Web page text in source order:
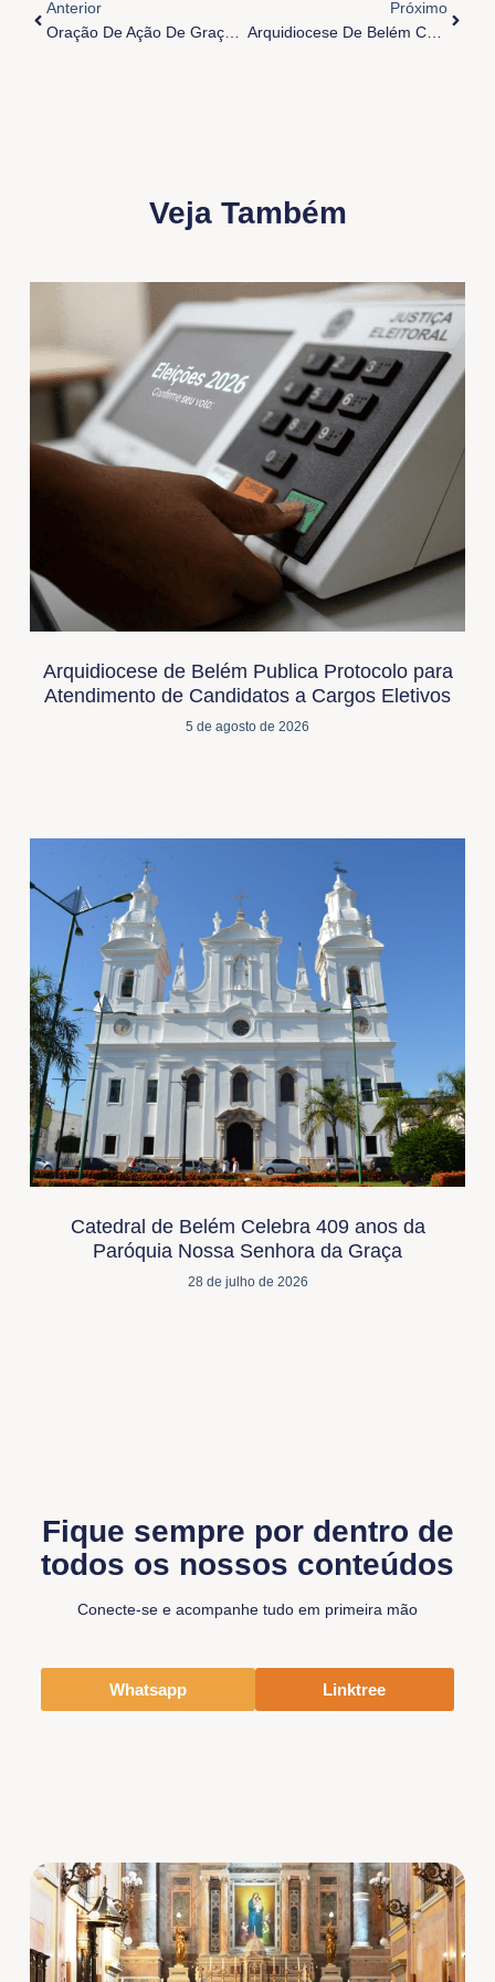
Anterior
Oração De Ação De Graças Pelos 120 Anos Da Arquidiocese
Próximo
Arquidiocese De Belém Celebra 60 Anos Do Seminário São Pio X
Veja Também
Arquidiocese de Belém Publica Protocolo para
Atendimento de Candidatos a Cargos Eletivos
5 de agosto de 2026
Catedral de Belém Celebra 409 anos da
Paróquia Nossa Senhora da Graça
28 de julho de 2026
Fique sempre por dentro de
todos os nossos conteúdos
Conecte-se e acompanhe tudo em primeira mão
Whatsapp Linktree